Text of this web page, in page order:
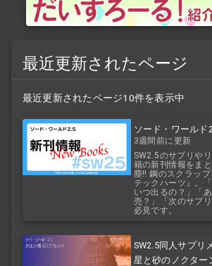
最近更新されたページ
最近更新されたページ10件を表示中
ソード・ワールド
3週間前に更新
SW2.5のサプリや
籍の新刊情報をま
塵!! 鋼のスクラッ
テックハーツ』。
いつ出るの？」「
売？」「次のサプ
必見です。
SW2.5同人サプリ
星と砂のノクター